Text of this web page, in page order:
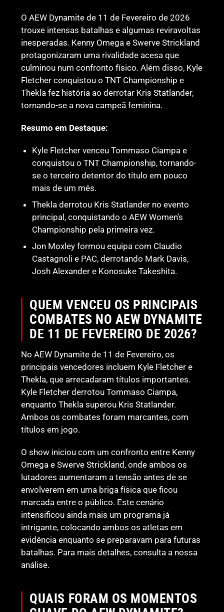
O AEW Dynamite de 11 de Fevereiro de 2026
trouxe intensas batalhas e algumas reviravoltas
inesperadas. Kenny Omega e Swerve Strickland
protagonizaram uma rivalidade acesa que
culminou num confronto físico. Além disso, Kyle
Fletcher conquistou o TNT Championship e
Thekla fez história ao derrotar Kris Statlander,
tornando-se a nova campeã feminina.
Resumo em Destaque:
Kyle Fletcher venceu Tommaso Ciampa e
conquistou o TNT Championship, tornando-
se o terceiro detentor do título em pouco
mais de um mês.
Thekla derrotou Kris Statlander no evento
principal, conquistando o AEW Women’s
Championship pela primeira vez.
Jon Moxley formou equipa com Claudio
Castagnoli e PAC, derrotando Mark Davis,
Josh Alexander e Konosuke Takeshita.
QUEM VENCEU OS PRINCIPAIS
COMBATES NO AEW DYNAMITE
DE 11 DE FEVEREIRO DE 2026?
No AEW Dynamite de 11 de Fevereiro, os
principais vencedores incluem Kyle Fletcher e
Thekla, que arrecadaram títulos importantes.
Kyle Fletcher derrotou Tommaso Ciampa,
enquanto Thekla superou Kris Statlander.
Ambos os combates foram marcantes, com
títulos em jogo.
O show iniciou com um confronto entre Kenny
Omega e Swerve Strickland, onde ambos os
lutadores aumentaram a tensão antes de se
envolverem em uma briga física que ficou
marcada entre o público. Este cenário
intensificou ainda mais um programa já
intrigante, colocando ambos os atletas em
evidência enquanto se preparavam para futuras
batalhas. Para mais detalhes, consulta a nossa
análise.
QUAIS FORAM OS MOMENTOS